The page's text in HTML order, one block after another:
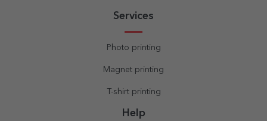
Services
Photo printing
Magnet printing
T-shirt printing
Help